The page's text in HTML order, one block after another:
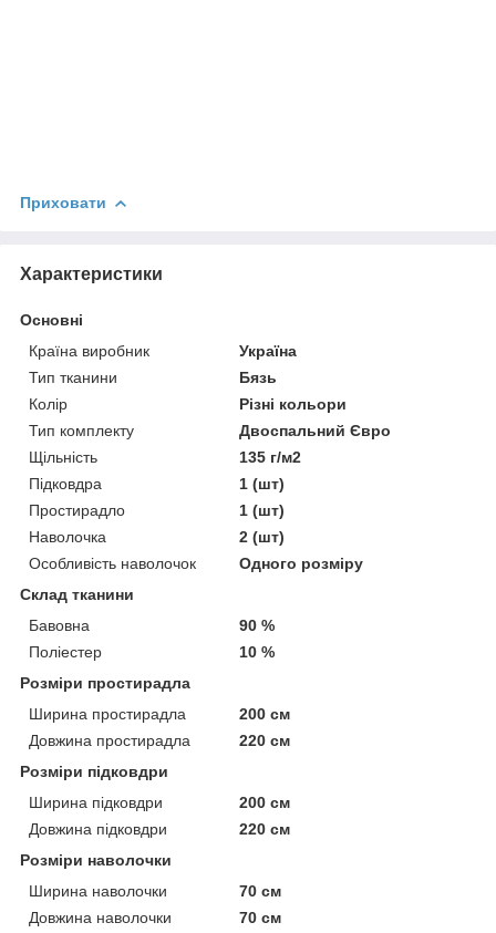
Приховати
Характеристики
Основні
Країна виробник
Україна
Тип тканини
Бязь
Колір
Різні кольори
Тип комплекту
Двоспальний Євро
Щільність
135 г/м2
Підковдра
1 (шт)
Простирадло
1 (шт)
Наволочка
2 (шт)
Особливість наволочок
Одного розміру
Склад тканини
Бавовна
90 %
Поліестер
10 %
Розміри простирадла
Ширина простирадла
200 см
Довжина простирадла
220 см
Розміри підковдри
Ширина підковдри
200 см
Довжина підковдри
220 см
Розміри наволочки
Ширина наволочки
70 см
Довжина наволочки
70 см